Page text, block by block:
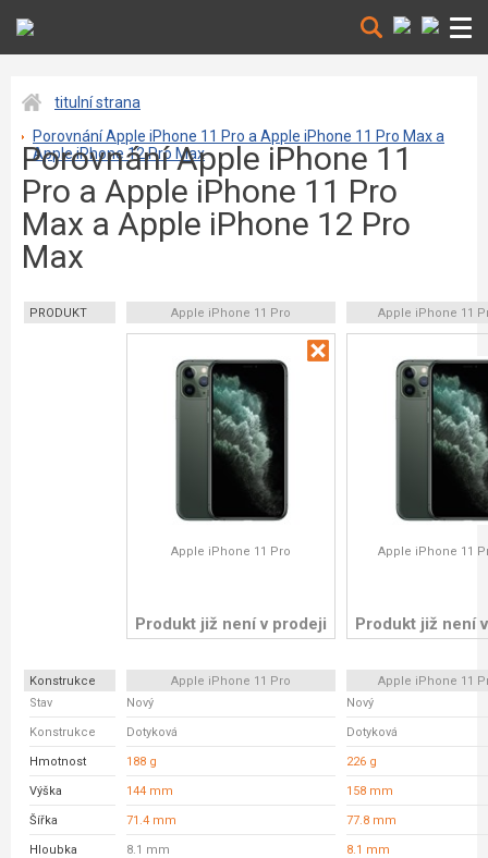
titulní strana
Porovnání Apple iPhone 11 Pro a Apple iPhone 11 Pro Max a
Apple iPhone 12 Pro Max
Porovnání Apple iPhone 11
Pro a Apple iPhone 11 Pro
Max a Apple iPhone 12 Pro
Max
PRODUKT Apple iPhone 11 Pro Apple iPhone 11
Apple iPhone 11 Pro
Produkt již není v prodeji
Apple iPhone 11
Produkt již není
Konstrukce Apple iPhone 11 Pro
Apple iPhone 11
Stav
Nový Nový
Konstrukce Dotyková Dotyková
Hmotnost 188 g 226 g
Výška 144 mm 158 mm
Šířka 71.4 mm 77.8 mm
Hloubka 8.1 mm 8.1 mm